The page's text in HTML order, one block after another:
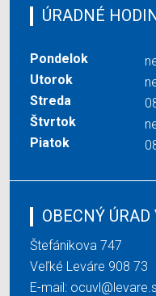
ÚRADNÉ
Pondelok
Utorok
Streda
Štvrtok
Piatok
OBECNÝ
Štefánikova 747
Veľké Leváre 908 73
E-mail: